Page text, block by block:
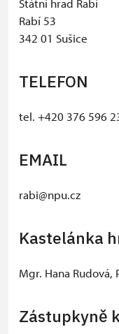
Státní hrad Rabí
Rabí 53
342 01 Sušice
TELEFON
tel. +420 376 596
EMAIL
rabi@npu.cz
Kastelánka
Mgr. Hana Rudová,
Zástupkyně